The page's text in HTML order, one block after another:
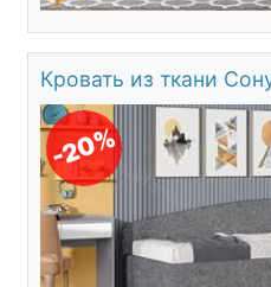
Кровать из ткани
-20%